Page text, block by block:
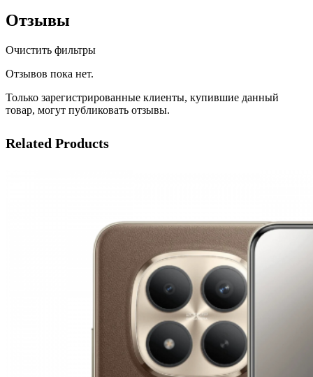
Отзывы
Очистить фильтры
Отзывов пока нет.
Только зарегистрированные клиенты, купившие данный
товар, могут публиковать отзывы.
Related Products